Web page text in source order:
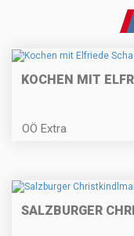
KOCHEN MIT
OÖ Extra
SALZBURGER